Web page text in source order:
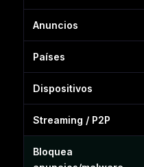
Anuncios
Países
Dispositivos
Streaming / P2P
Bloquea